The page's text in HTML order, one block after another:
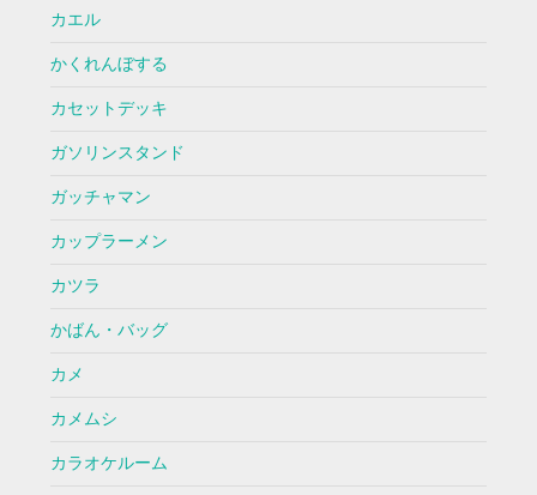
カエル
かくれんぼする
カセットデッキ
ガソリンスタンド
ガッチャマン
カップラーメン
カツラ
かばん・バッグ
カメ
カメムシ
カラオケルーム